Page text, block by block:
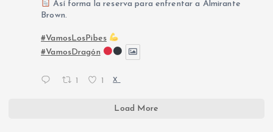
Así forma la reserva para enfrentar a Almirante
Brown.
#VamosLosPibes
#VamosDragón
X
Load More